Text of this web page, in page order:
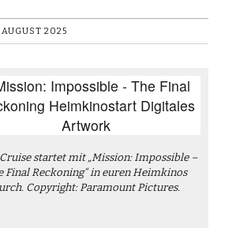
AUGUST 2025
startet mit „Mission: Impossible –
Final Reckoning“ in euren Heimkinos
Copyright: Paramount Pictures.